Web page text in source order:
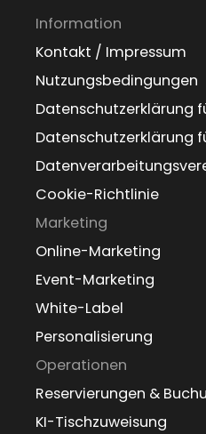
Information
Kontakt / Impressum
Nutzungsbedingungen
Datenschutzerklärung
Datenschutzerklärung
Cookie-Richtlinie
Marketing
Online-Marketing
Event-Marketing
White-Label
Personalisierung
Operationen
Reservierungen &
KI-Tischzuweisung